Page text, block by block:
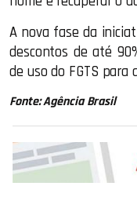
A nova fase da
descontos de até
de uso do FGTS
Fonte: Agência Brasil